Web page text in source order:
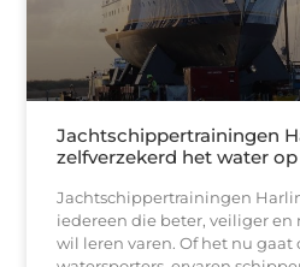
Jachtschippertrainingen
zelfverzekerd het water op
Jachtschippertrainingen
iedereen die beter, veiliger
wil leren varen. Of het nu